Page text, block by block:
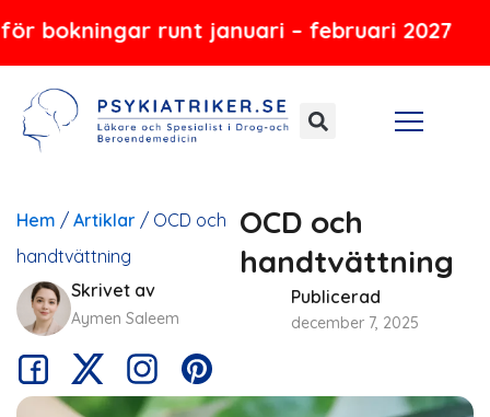
runt januari – februari 2027
Hoppa
innehåll
Hem / Artiklar / OCD och
handtvättning
OCD och
handtvättning
Skrivet av
Aymen Saleem
Publicerad
december 7, 2025